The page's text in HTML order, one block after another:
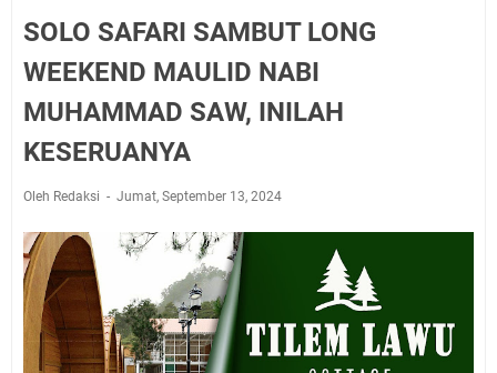
SOLO SAFARI SAMBUT LONG
WEEKEND MAULID NABI
MUHAMMAD SAW, INILAH
KESERUANYA
Oleh Redaksi Jumat, September 13, 2024